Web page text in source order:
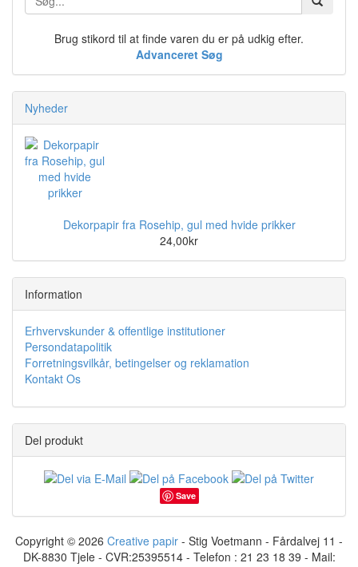
Brug stikord til at finde varen du er på udkig efter.
Advanceret Søg
Nyheder
Dekorpapir fra Rosehip, gul med hvide prikker
24,00kr
Information
Erhvervskunder & offentlige institutioner
Persondatapolitik
Forretningsvilkår, betingelser og reklamation
Kontakt Os
Del produkt
Save
Copyright © 2026 Creative papir - Stig Voetmann - Fårdalvej 11 -
DK-8830 Tjele - CVR:25395514 - Telefon : 21 23 18 39 - Mail: